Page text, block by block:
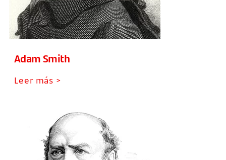
Adam Smith
Leer más >